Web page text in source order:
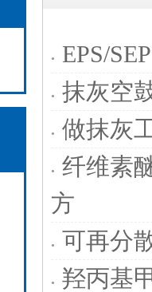
EPS/
抹灰空
做抹灰
纤维素
方
可再分
羟丙基